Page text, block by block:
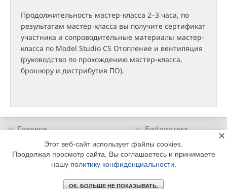
Продолжительность мастер-класса 2–3 часа, по
результатам мастер-класса вы получите сертификат
участника и сопроводительные материалы мастер-
класса по Model Studio CS Отопление и вентиляция
(руководство по прохождению мастер-класса,
брошюру и дистрибутив ПО).
Главное
Библиотека
Подписка
Реклама
Информация
© 2002 - 2026 OOO Издательский дом «МЕДИА ТЕХНОЛОДЖИ» +7 (495) 665-00-
Этот веб-сайт использует файлы cookies.
Продолжая просмотр сайта, Вы соглашаетесь и принимаете
нашу политику конфиденциальности
ОК. БОЛЬШЕ НЕ ПОКАЗЫВАТЬ.
×